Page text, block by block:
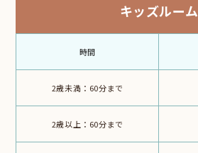
キッズルーム
時間
2歳未満：60分まで
2歳以上：60分まで